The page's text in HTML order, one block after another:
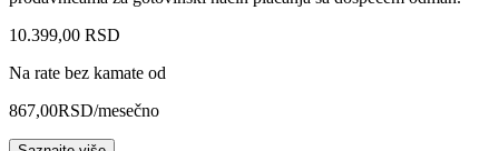
10.399,00 RSD
Na rate bez kamate od
867,00RSD/mesečno